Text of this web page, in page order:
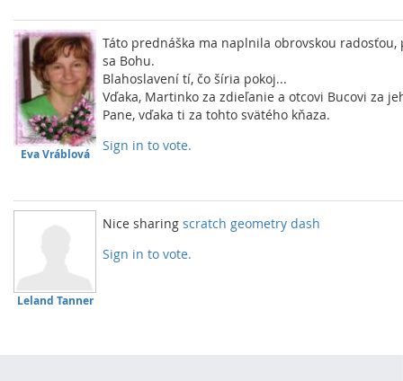
Eva Vráblová
Táto prednáška ma naplnila obrovskou radosťou,
sa Bohu.
Blahoslavení tí, čo šíria pokoj...
Vďaka, Martinko za zdieľanie a otcovi Bucovi za
Pane, vďaka ti za tohto svätého kňaza.
Sign in to vote.
Leland Tanner
Nice sharingscratch geometry dash
Sign in to vote.